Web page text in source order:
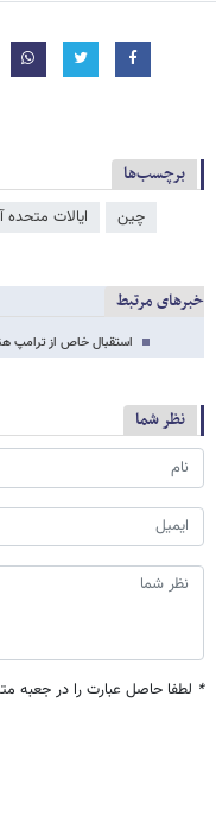
برچسب‌ها
چین ایالات متحده
خبرهای مرتبط
استقبال خاص از ترامپ
نظر شما
* لطفا حاصل عبارت را در جعبه